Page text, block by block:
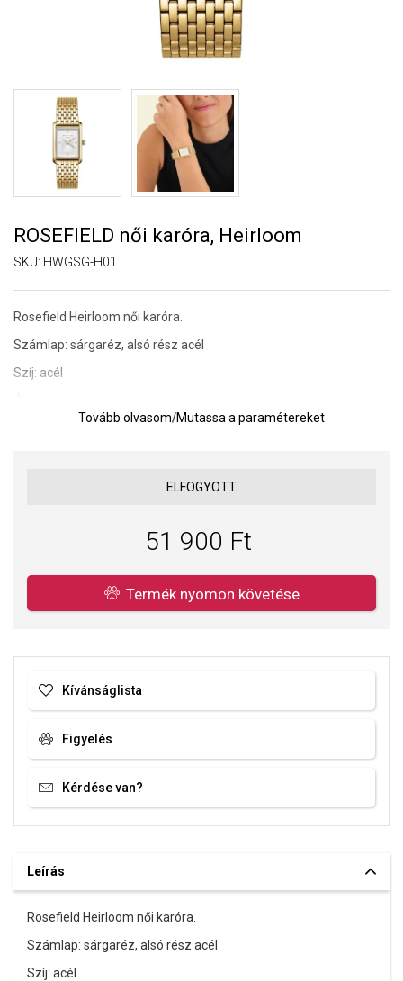
ROSEFIELD női karóra, Heirloom
SKU: HWGSG-H01
Rosefield Heirloom női karóra.
Számlap: sárgaréz, alsó rész acél
Szíj: acél
Vízállóság: 3 ATM (véletlen vízzel való érintkezés esetén)
Óra teljesítménye: akkumulátor
Tovább olvasom/Mutassa a paramétereket
ELFOGYOTT
51 900 Ft
Termék nyomon követése
Kívánságlista
Figyelés
Kérdése van?
Leírás
Rosefield Heirloom női karóra.
Számlap: sárgaréz, alsó rész acél
Szíj: acél